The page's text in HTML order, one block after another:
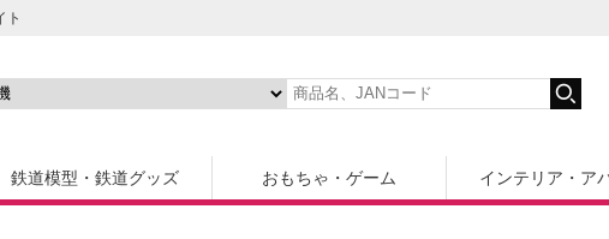
ト
鉄道模型・鉄道グッズ おもちゃ・ゲーム インテリア・ア